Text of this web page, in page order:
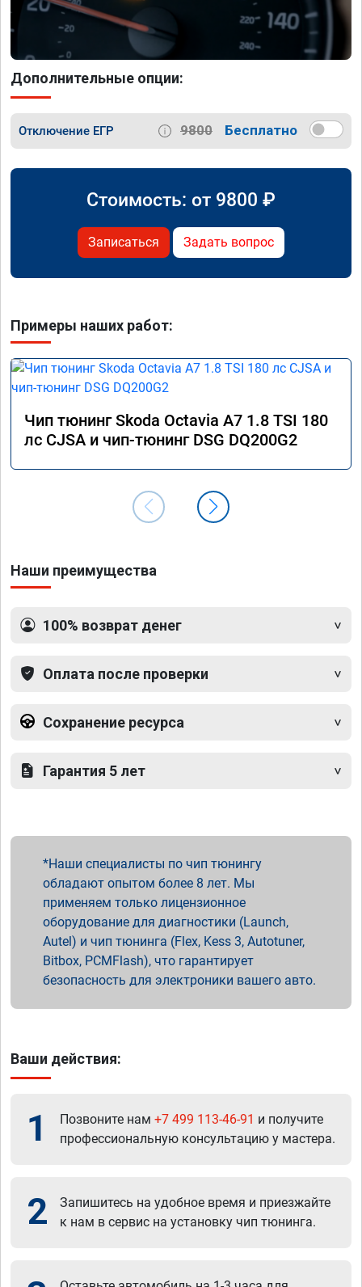
Дополнительные опции:
Отключение ЕГР 9800 Бесплатно
Стоимость: от 9800 ₽
Записаться Задать вопрос
Примеры наших работ:
Чип тюнинг Skoda Octavia A7 1.8 TSI 180
лс CJSA и чип-тюнинг DSG DQ200G2
Наши преимущества
100% возврат денег
Оплата после проверки
Сохранение ресурса
Гарантия 5 лет
Наши специалисты по чип тюнингу
обладают опытом более 8 лет. Мы
применяем только лицензионное
оборудование для диагностики (Launch,
Autel) и чип тюнинга (Flex, Kess 3, Autotuner,
Bitbox, PCMFlash), что гарантирует
безопасность для электроники вашего авто.
Ваши действия:
1 Позвоните нам +7 499 113-46-91 и получите
профессиональную консультацию у мастера.
2
Запишитесь на удобное время и приезжайте
к нам в сервис на установку чип тюнинга.